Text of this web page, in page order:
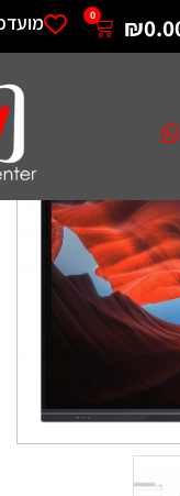
מועדפים